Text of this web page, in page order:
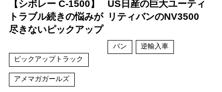
【シボレー C-1500】
トラブル続きの悩みが
尽きないピックアップ
ピックアップトラック
アメマガガールズ
US日産の巨大ユーティ
リティバンのNV3500
バン 逆輸入車